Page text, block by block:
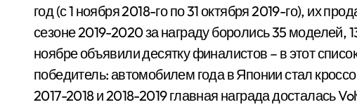
год (с 1 ноября 2018-го по 31 октября 2019-го), их
сезоне 2019-2020 за награду боролись 35 моделей,
ноябре объявили десятку финалистов – в этот
победитель: автомобилем года в Японии стал
2017-2018 и 2018-2019 главная награда досталась